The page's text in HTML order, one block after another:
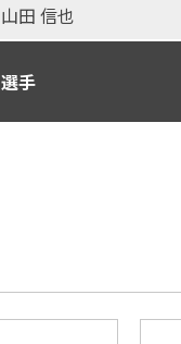
山田 信也
選手